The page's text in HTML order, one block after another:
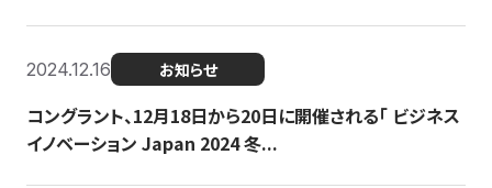
2024.12.16 お知らせ
コングラント、12月18日から20日に開催される「 ビジネス
イノベーション Japan 2024 冬...